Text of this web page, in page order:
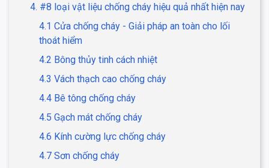
4. #8 loại vật liệu chống cháy hiệu quả nhất hiện nay
4.1 Cửa chống cháy - Giải pháp an toàn cho lối
thoát hiểm
4.2 Bông thủy tinh cách nhiệt
4.3 Vách thạch cao chống cháy
4.4 Bê tông chống cháy
4.5 Gạch mát chống cháy
4.6 Kính cường lực chống cháy
4.7 Sơn chống cháy